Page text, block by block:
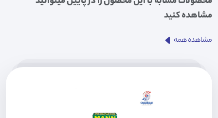
مشاهده کنید
مشاهده همه